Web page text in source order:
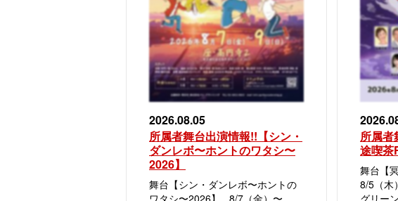
2026.08.05
所属者舞台出演情報!!【シン・
ダンレボ〜ホントのワタシ〜
2026】
舞台【シン・ダンレボ〜ホントの
所属者
途喫茶
舞台【
8/5（木